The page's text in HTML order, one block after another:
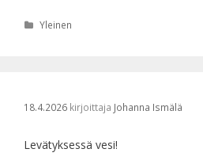
Kategoriat
Yleinen
18.4.2026 kirjoittaja Johanna Ismälä
Levätyksessä vesi!